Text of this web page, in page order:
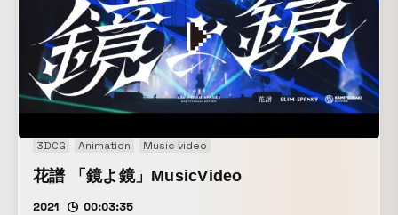
3DCG Animation Music video
花譜 「鏡よ鏡」MusicVideo
2021 00:03:35